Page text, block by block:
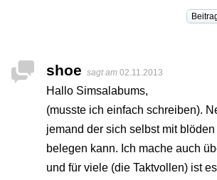
shoe sagt am 02.11.2013
Hallo Simsalabums,
(musste ich einfach schreiben).
jemand der sich selbst mit
belegen kann. Ich mache auch
und für viele (die Taktvollen) ist